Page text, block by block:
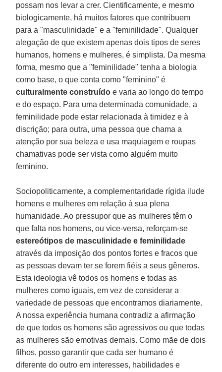
possam nos levar a crer. Cientificamente, e mesmo
biologicamente, há muitos fatores que contribuem
para a "masculinidade" e a "feminilidade". Qualquer
alegação de que existem apenas dois tipos de seres
humanos, homens e mulheres, é simplista. Da mesma
forma, mesmo que a "feminilidade" tenha a biologia
como base, o que conta como "feminino" é
culturalmente construído e varia ao longo do tempo
e do espaço. Para uma determinada comunidade, a
feminilidade pode estar relacionada à timidez e à
discrição; para outra, uma pessoa que chama a
atenção por sua beleza e usa maquiagem e roupas
chamativas pode ser vista como alguém muito
feminino.
Sociopoliticamente, a complementaridade rígida ilude
homens e mulheres em relação à sua plena
humanidade. Ao pressupor que as mulheres têm o
que falta nos homens, ou vice-versa, reforçam-se
estereótipos de masculinidade e feminilidade
através da imposição dos pontos fortes e fracos que
as pessoas devam ter se forem fiéis a seus gêneros.
Esta ideologia vê todos os homens e todas as
mulheres como iguais, em vez de considerar a
variedade de pessoas que encontramos diariamente.
A nossa experiência humana contradiz a afirmação
de que todos os homens são agressivos ou que todas
as mulheres são emotivas demais. Como mãe de dois
filhos, posso garantir que cada ser humano é
diferente do outro em interesses, habilidades e